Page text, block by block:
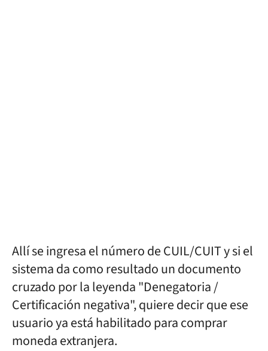
Allí se ingresa el número de CUIL/CUIT y si el
sistema da como resultado un documento
cruzado por la leyenda "Denegatoria /
Certificación negativa", quiere decir que ese
usuario ya está habilitado para comprar
moneda extranjera.